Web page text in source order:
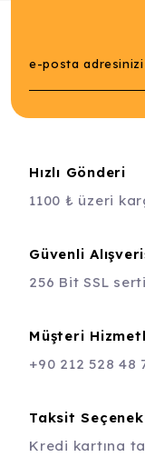
Hızlı Gönderi
1100 ₺ üzeri
Güvenli
256 Bit SSL
Müşteri
+90 212 528 48
Taksit
Kredi kartına